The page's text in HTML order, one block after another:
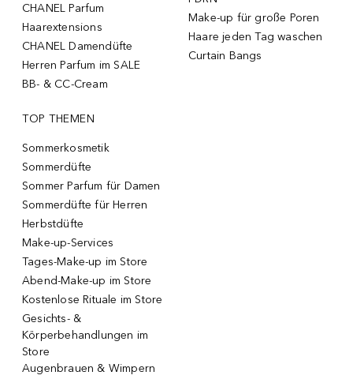
CHANEL Parfum
Haarextensions
CHANEL Damendüfte
Herren Parfum im SALE
BB- & CC-Cream
Make-up für große Poren
Haare jeden Tag waschen
Curtain Bangs
TOP THEMEN
Sommerkosmetik
Sommerdüfte
Sommer Parfum für Damen
Sommerdüfte für Herren
Herbstdüfte
Make-up-Services
Tages-Make-up im Store
Abend-Make-up im Store
Kostenlose Rituale im Store
Gesichts- &
Körperbehandlungen im
Store
Augenbrauen & Wimpern